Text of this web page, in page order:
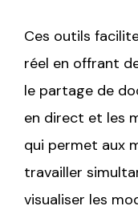
Ces outils
réel en offrant
le partage de
en direct et les
qui permet aux
travailler
visualiser les